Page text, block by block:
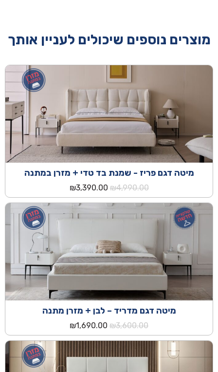
מוצרים נוספים שיכולים לעניין אותך
מיטה דגם פריז - שמנת בד טדי + מזרן במתנה
₪4,990.00
המחיר
המקורי
היה:
₪4,990.00.
₪3,390.00
הנוכחי
הוא:
₪3,390.00.
מיטה דגם מדריד – לבן + מזרן מתנה
₪3,600.00
המחיר
המקורי
היה:
₪1,690.00
הנוכחי
הוא:
₪1,690.00.